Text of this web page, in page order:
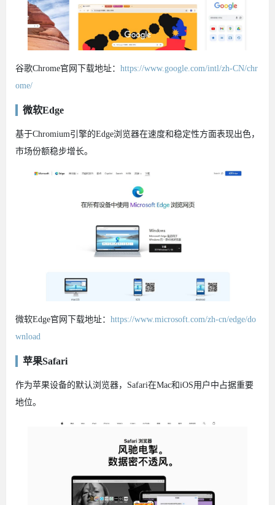
谷歌Chrome官网下载地址： https://www.google.com/intl/zh-CN/chr
ome/
微软Edge
基于Chromium引擎的Edge浏览器在速度和稳定性方面表现出色，
市场份额稳步增长。
微软Edge官网下载地址： https://www.microsoft.com/zh-cn/edge/do
wnload
苹果Safari
作为苹果设备的默认浏览器，Safari在Mac和iOS用户中占据重要
地位。